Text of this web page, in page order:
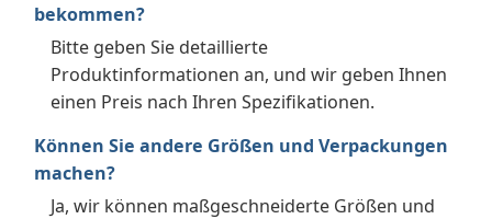
bekommen?
Bitte geben Sie detaillierte
Produktinformationen an, und wir geben Ihnen
einen Preis nach Ihren Spezifikationen.
Können Sie andere Größen und Verpackungen
machen?
Ja, wir können maßgeschneiderte Größen und